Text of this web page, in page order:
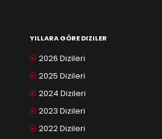
YILLARA GÖRE DIZILER
2026 Dizileri
2025 Dizileri
2024 Dizileri
2023 Dizileri
2022 Dizileri